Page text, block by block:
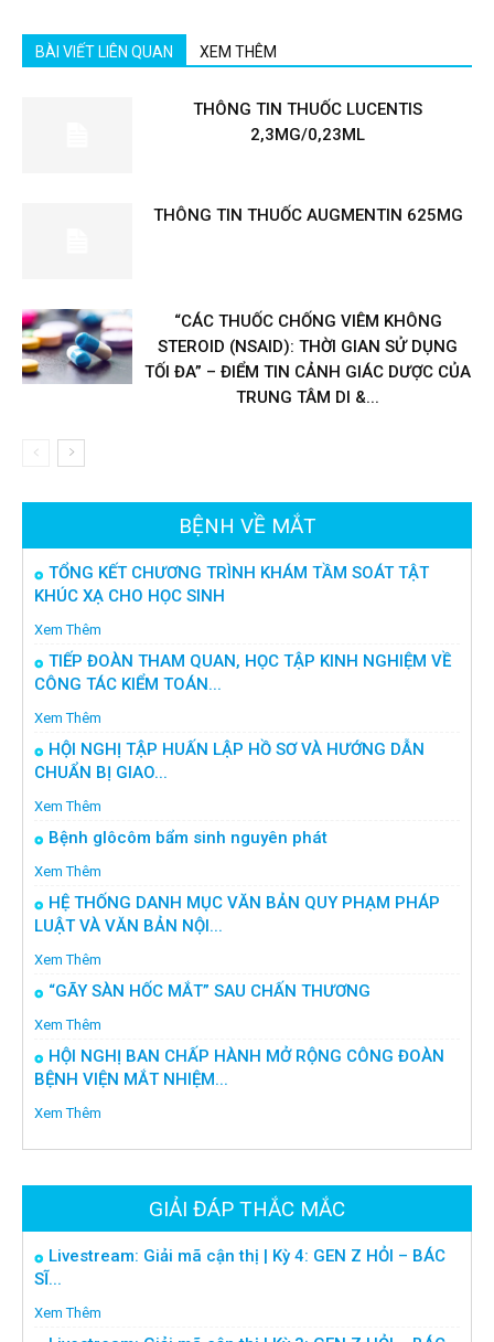
BÀI VIẾT LIÊN QUAN XEM THÊM
THÔNG TIN THUỐC LUCENTIS
2,3MG/0,23ML
THÔNG TIN THUỐC AUGMENTIN 625MG
“CÁC THUỐC CHỐNG VIÊM KHÔNG
STEROID (NSAID): THỜI GIAN SỬ DỤNG
TỐI ĐA” – ĐIỂM TIN CẢNH GIÁC DƯỢC CỦA
TRUNG TÂM DI &...
BỆNH VỀ MẮT
TỔNG KẾT CHƯƠNG TRÌNH KHÁM TẦM SOÁT TẬT
KHÚC XẠ CHO HỌC SINH
Xem Thêm
TIẾP ĐOÀN THAM QUAN, HỌC TẬP KINH NGHIỆM VỀ
CÔNG TÁC KIỂM TOÁN...
Xem Thêm
HỘI NGHỊ TẬP HUẤN LẬP HỒ SƠ VÀ HƯỚNG DẪN
CHUẨN BỊ GIAO...
Xem Thêm
Bệnh glôcôm bẩm sinh nguyên phát
Xem Thêm
HỆ THỐNG DANH MỤC VĂN BẢN QUY PHẠM PHÁP
LUẬT VÀ VĂN BẢN NỘI...
Xem Thêm
“GÃY SÀN HỐC MẮT” SAU CHẤN THƯƠNG
Xem Thêm
HỘI NGHỊ BAN CHẤP HÀNH MỞ RỘNG CÔNG ĐOÀN
BỆNH VIỆN MẮT NHIỆM...
Xem Thêm
GIẢI ĐÁP THẮC MẮC
Livestream: Giải mã cận thị | Kỳ 4: GEN Z HỎI – BÁC
SĨ...
Xem Thêm